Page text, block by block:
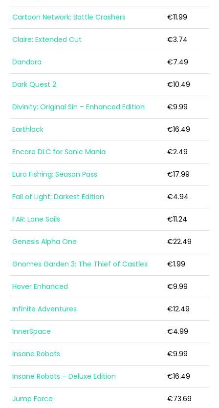
Cartoon Network: Battle Crashers €11.99
Claire: Extended Cut €3.74
Dandara €7.49
Dark Quest 2 €10.49
Divinity: Original Sin – Enhanced Edition €9.99
Earthlock €16.49
Encore DLC for Sonic Mania €2.49
Euro Fishing: Season Pass €17.99
Fall of Light: Darkest Edition €4.94
FAR: Lone Sails €11.24
Genesis Alpha One €22.49
Gnomes Garden 3: The Thief of Castles €1.99
Hover Enhanced €9.99
Infinite Adventures €12.49
InnerSpace €4.99
Insane Robots €9.99
Insane Robots – Deluxe Edition €16.49
Jump Force €73.69